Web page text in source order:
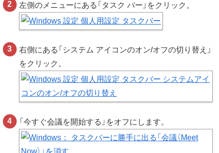
左側のメニューにある「タスク バー」をクリック。
右側にある「システム アイコンのオン/オフの切り替え」
をクリック。
「今すぐ会議を開始する」をオフにします。